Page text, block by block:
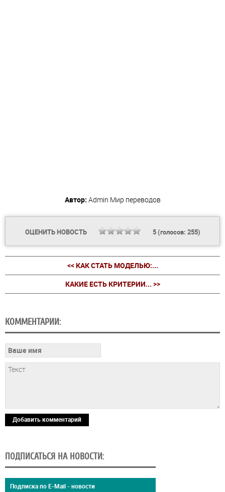
Автор: Admin Мир переводов
ОЦЕНИТЬ НОВОСТЬ 5(голосов: 255)
<< КАК СТАТЬ МОДЕЛЬЮ:...
КАКИЕ ЕСТЬ КРИТЕРИИ... >>
КОММЕНТАРИИ:
Добавить комментарий
ПОДПИСАТЬСЯ НА НОВОСТИ:
Подписка по E-Mail - новости